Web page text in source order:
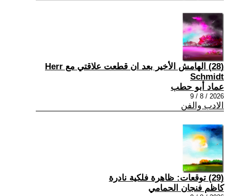
(28) الهامش الأخير بعد ان قطعت علاقتي مع Herr
Schmidt
عماد أبو حطب
2026 / 8 / 9
الادب والفن
(29) توقعات: ظاهرة فلكية نادرة
كاظم فنجان الحمامي